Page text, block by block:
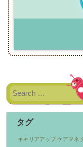
タグ
キャリアアップ ケアマネ